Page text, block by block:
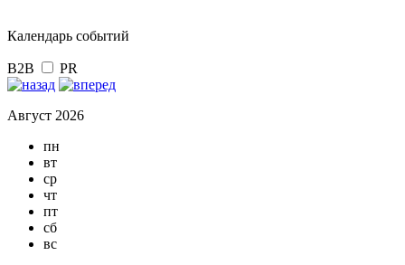
Календарь событий
B2B PR
Август 2026
пн
вт
ср
чт
пт
сб
вс